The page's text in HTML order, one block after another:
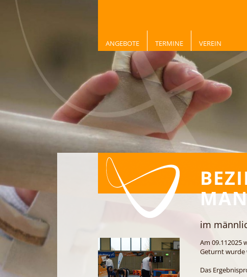
ANGEBOTE TERMINE VEREIN
im
Am 09.112025
Geturnt wurde
Das